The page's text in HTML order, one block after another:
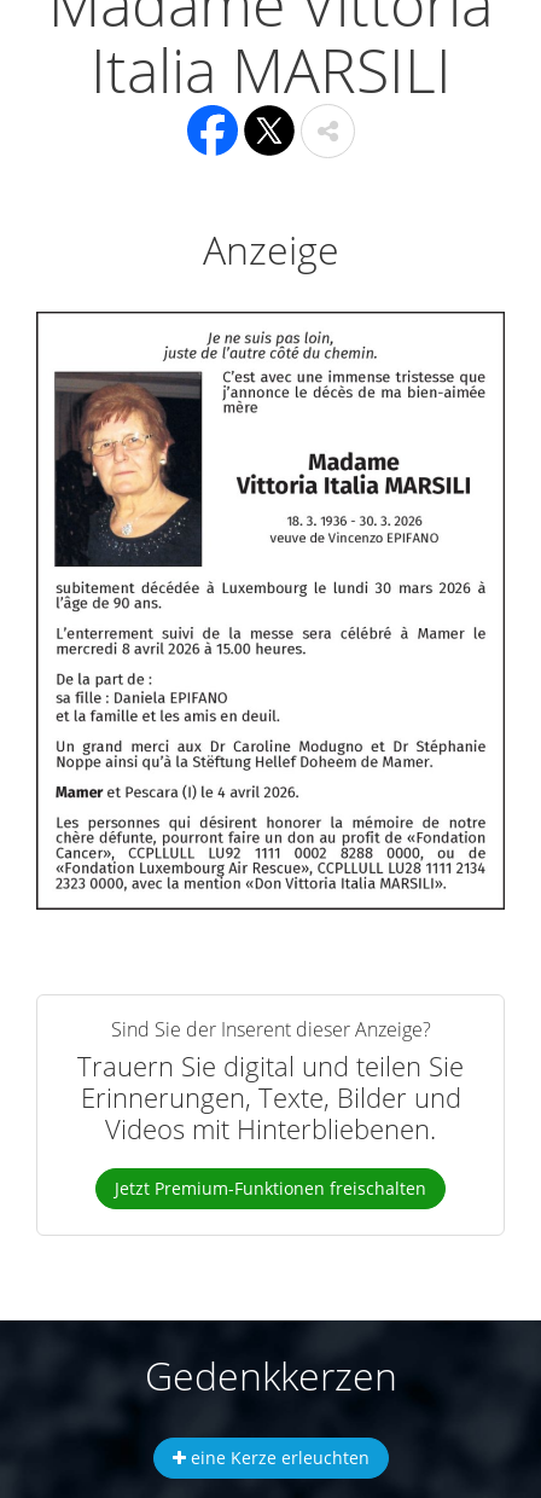
Italia MARSILI
Anzeige
Sind Sie der Inserent dieser Anzeige?
Trauern Sie digital und teilen Sie
Erinnerungen, Texte, Bilder und
Videos mit Hinterbliebenen.
Jetzt Premium-Funktionen freischalten
Gedenkkerzen
eine Kerze erleuchten